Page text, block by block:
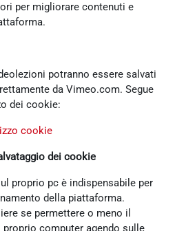
per migliorare contenuti e
potranno essere salvati
da Vimeo.com. Segue
dei cookie:
cookie
dei cookie
proprio pc è indispensabile per
della piattaforma.
se permettere o meno il
computer agendo sulle